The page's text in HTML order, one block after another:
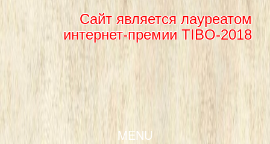
Сайт является лауреатом
интернет-премии TIBO-2018
MENU
SKIP TO CONTENT